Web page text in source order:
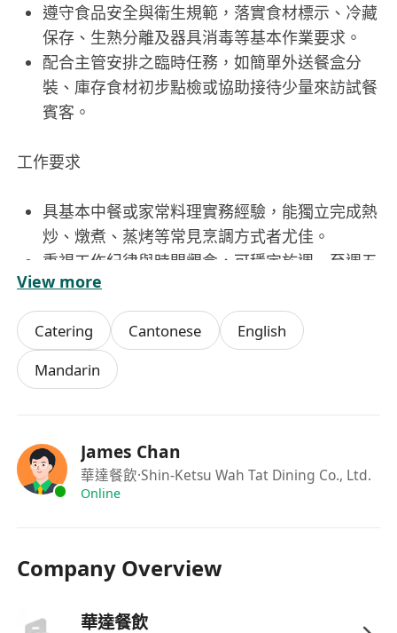
遵守食品安全與衛生規範，落實食材標示、冷藏
保存、生熟分離及器具消毒等基本作業要求。
配合主管安排之臨時任務，如簡單外送餐盒分
裝、庫存食材初步點檢或協助接待少量來訪試餐
賓客。
工作要求
具基本中餐或家常料理實務經驗，能獨立完成熱
炒、燉煮、蒸烤等常見烹調方式者尤佳。
重視工作紀律與時間觀念，可穩定於週一至週五
固定時段到職，無長期缺勤紀錄。
具備良好衛生意識與基本清潔習慣，熟悉廚房常
見清潔流程與安全操作守則。
具團隊合作精神，能適應快節奏餐期作業，並主
動溝通協調現場需求。
View more
Catering Cantonese
English
Mandarin
James Chan
華達餐飲·Shin-Ketsu Wah Tat Dining Co., Ltd.
Online
Company Overview
華達餐飲